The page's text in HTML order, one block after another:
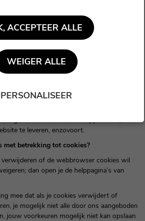
gebruikt en opent, kunnen we een aantal
voor volgende doeleinden: om bepaalde
om analyses te maken en om jouw
gebruiksstatistieken te rapporteren,
te leveren, enzovoort.
met betrekking tot cookies?
of de webbrowser cookies wil
dan open je de helppagina’s van
mee dat als je cookies verwijdert of
je mogelijk niet alle door ons aangeboden
jouw voorkeuren mogelijk niet kan opslaan
ACCEPTEER ALLE
WEIGER ALLE
PERSONALISEER